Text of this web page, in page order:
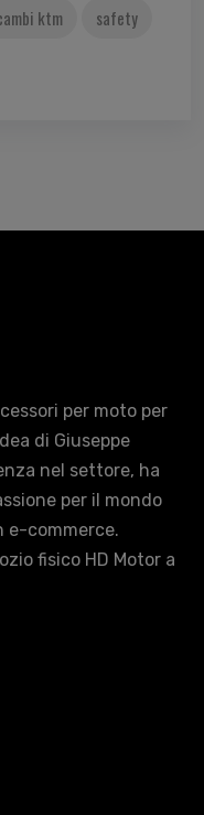
ktm
safety
per moto per
di Giuseppe
nel settore, ha
per il mondo
e-commerce.
fisico HD Motor a